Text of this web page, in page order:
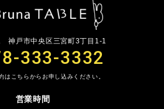
神戸市中央区三宮町3丁目1-1
333-3332
はこちらからお申し込みください。
営業時間